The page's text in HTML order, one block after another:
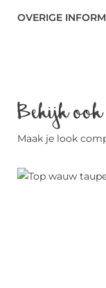
OVERIGE
Bekijk
Maak je look